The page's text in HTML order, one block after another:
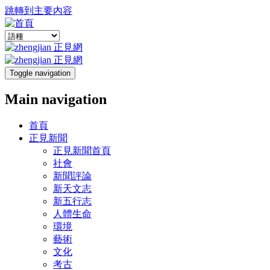
跳轉到主要內容
Toggle navigation
Main navigation
首頁
正見新聞
正見新聞首頁
社會
新聞評論
新天文志
新五行志
人體生命
環境
藝術
文化
考古